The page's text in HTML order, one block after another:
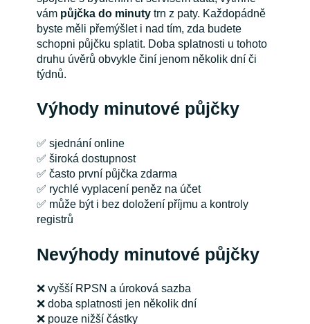
vám půjčka do minutytrn z paty. Každopádně
byste měli přemýšlet i nad tím, zda budete
schopni půjčku splatit. Doba splatnosti u tohoto
druhu úvěrů obvykle činí jenom několik dní či
týdnů.
Výhody minutové půjčky
✅ sjednání online
✅ široká dostupnost
✅ často první půjčka zdarma
✅ rychlé vyplacení peněz na účet
✅ může být i bez doložení příjmu a kontroly
registrů
Nevýhody minutové půjčky
❌ vyšší RPSN a úroková sazba
❌ doba splatnosti jen několik dní
❌ pouze nižší částky